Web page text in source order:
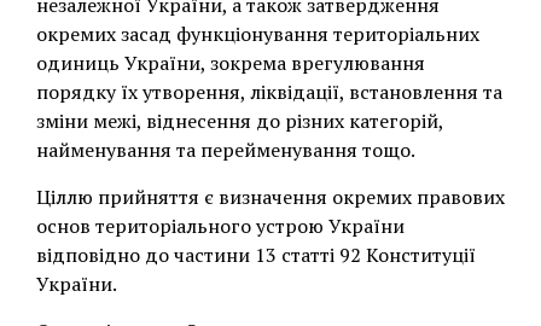
окремих засад функціонування територіальних
одиниць України, зокрема врегулювання
порядку їх утворення, ліквідації, встановлення та
зміни межі, віднесення до різних категорій,
найменування та перейменування тощо.
Ціллю прийняття є визначення окремих правових
основ територіального устрою України
відповідно до частини 13 статті 92 Конституції
України.